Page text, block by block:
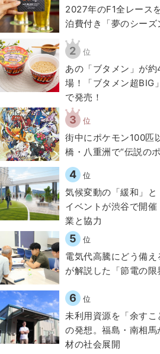
2027年のF1全レース
泊費付き「夢のシー
2 位
あの「ブタメン」が
場！「ブタメン超BIG
で発売！
3 位
街中にポケモン100
橋・八重洲で“伝説の
4 位
気候変動の「緩和」
イベントが渋谷で開
業と協力
5 位
電気代高騰にどう備
が解説した「節電の
6 位
未利用資源を「余す
の発想。福島・南相
材の社会展開​